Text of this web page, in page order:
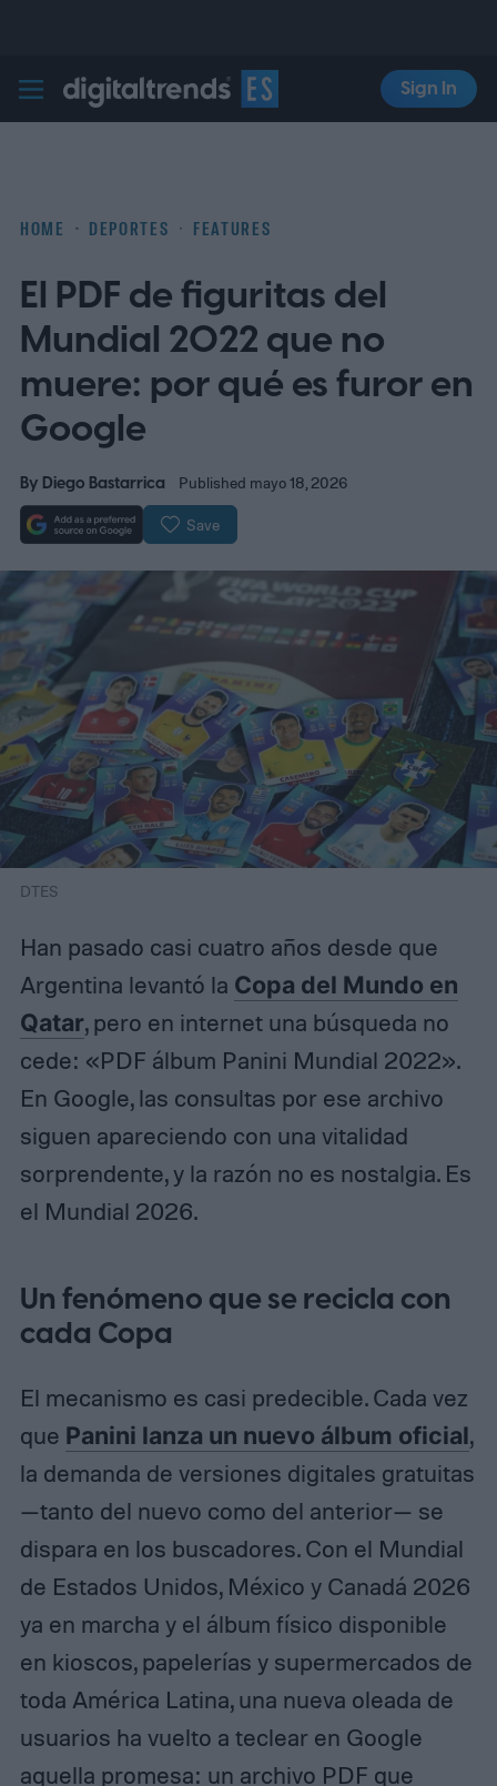
Digital Trends Español
Sign In
HOME DEPORTES FEATURES
El PDF de figuritas del
Mundial 2022 que no
muere: por qué es furor en
Google
By Diego Bastarrica Published mayo 18, 2026
Save
DTES
Han pasado casi cuatro años desde que
Argentina levantó la Copa del Mundo en
Qatar, pero en internet una búsqueda no
cede: «PDF álbum Panini Mundial 2022».
En Google, las consultas por ese archivo
siguen apareciendo con una vitalidad
sorprendente, y la razón no es nostalgia. Es
el Mundial 2026.
Un fenómeno que se recicla con
cada Copa
El mecanismo es casi predecible. Cada vez
que Panini lanza un nuevo álbum oficial,
la demanda de versiones digitales gratuitas
—tanto del nuevo como del anterior— se
dispara en los buscadores. Con el Mundial
de Estados Unidos, México y Canadá 2026
ya en marcha y el álbum físico disponible
en kioscos, papelerías y supermercados de
toda América Latina, una nueva oleada de
usuarios ha vuelto a teclear en Google
aquella promesa: un archivo PDF que